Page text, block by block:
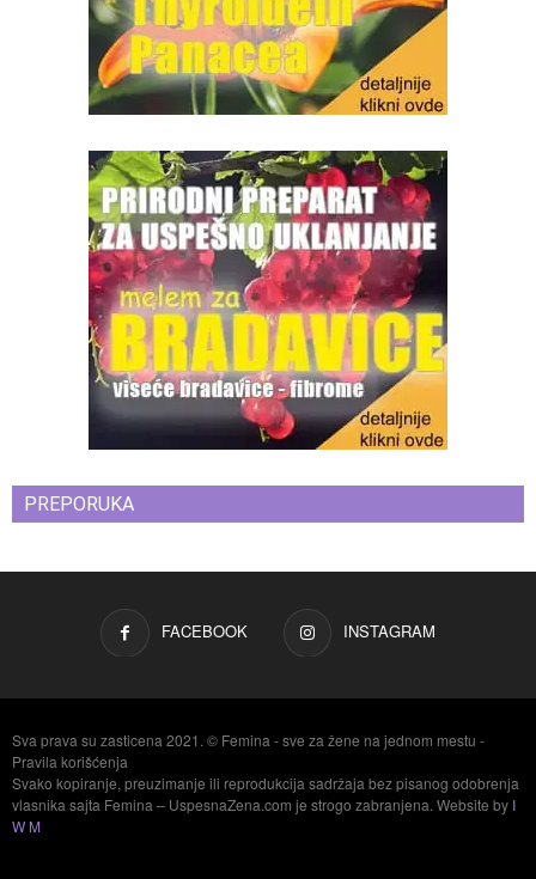
PREPORUKA
FACEBOOK INSTAGRAM
Sva prava su zasticena 2021. © Femina - sve za žene na jednom mestu -
Pravila korišćenja
Svako kopiranje, preuzimanje ili reprodukcija sadržaja bez pisanog odobrenja
vlasnika sajta Femina – UspesnaZena.com je strogo zabranjena. Website by I
W M